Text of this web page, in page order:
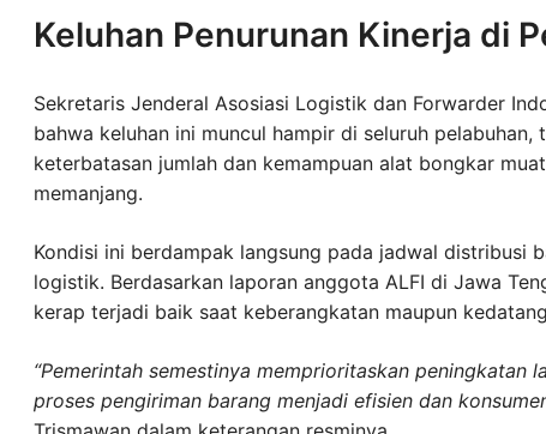
Keluhan Penurunan Kinerja di
Sekretaris Jenderal Asosiasi Logistik dan Forwarder
bahwa keluhan ini muncul hampir di seluruh
keterbatasan jumlah dan kemampuan alat bongkar
memanjang.
Kondisi ini berdampak langsung pada jadwal distribusi
logistik. Berdasarkan laporan anggota ALFI di Jawa
kerap terjadi baik saat keberangkatan maupun
“Pemerintah semestinya memprioritaskan peningkatan
proses pengiriman barang menjadi efisien dan